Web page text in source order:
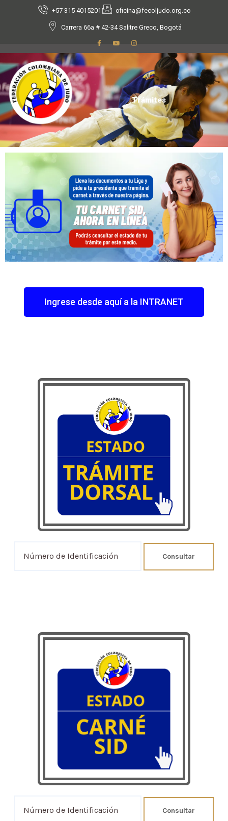
+57 315 4015201 oficina@fecoljudo.org.co
Carrera 66a # 42-34 Salitre Greco, Bogotá
Trámites
Ingrese desde aquí a la INTRANET